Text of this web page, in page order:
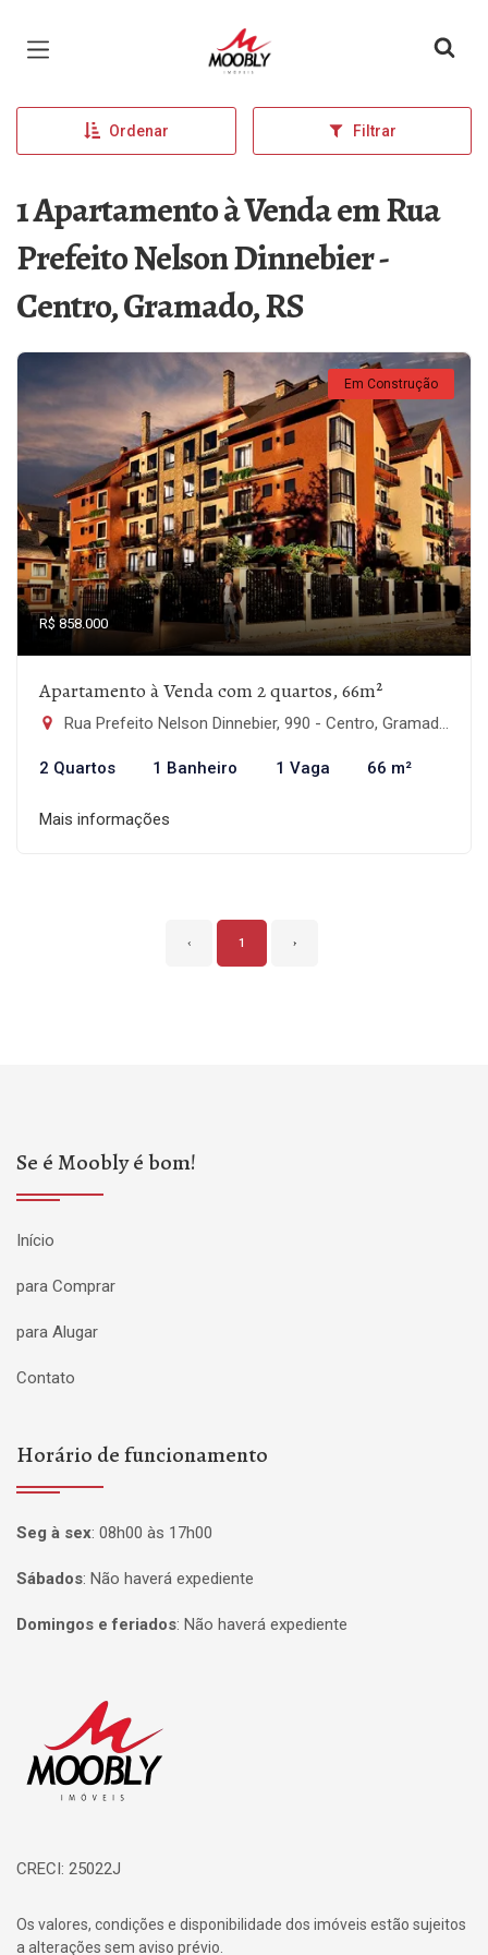
Página inicial
Ordenar Filtrar
1 Apartamento à Venda em Rua
Prefeito Nelson Dinnebier -
Centro, Gramado, RS
Em Construção
R$ 858.000
Apartamento à Venda com 2 quartos, 66m²
Rua Prefeito Nelson Dinnebier, 990 - Centro, Gramado-RS
2 Quartos 1 Banheiro 1 Vaga 66 m²
Mais informações
‹ 1 ›
Se é Moobly é bom!
Início
para Comprar
para Alugar
Contato
Horário de funcionamento
Seg à sex: 08h00 às 17h00
Sábados: Não haverá expediente
Domingos e feriados: Não haverá expediente
CRECI: 25022J
Os valores, condições e disponibilidade dos imóveis estão sujeitos
a alterações sem aviso prévio.